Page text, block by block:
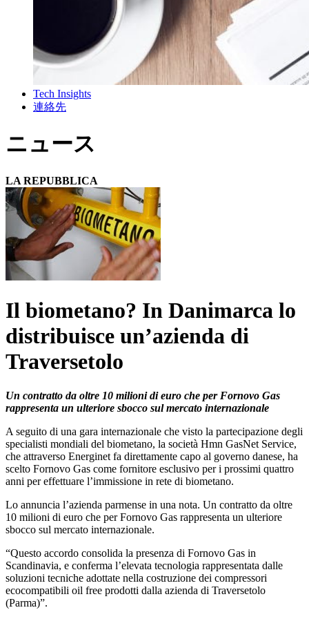
Tech Insights
連絡先
ニュース
LA REPUBBLICA
Il biometano? In Danimarca lo
distribuisce un’azienda di
Traversetolo
Un contratto da oltre 10 milioni di euro che per Fornovo Gas
rappresenta un ulteriore sbocco sul mercato internazionale
A seguito di una gara internazionale che visto la partecipazione degli
specialisti mondiali del biometano, la società Hmn GasNet Service,
che attraverso Energinet fa direttamente capo al governo danese, ha
scelto Fornovo Gas come fornitore esclusivo per i prossimi quattro
anni per effettuare l’immissione in rete di biometano.
Lo annuncia l’azienda parmense in una nota. Un contratto da oltre
10 milioni di euro che per Fornovo Gas rappresenta un ulteriore
sbocco sul mercato internazionale.
“Questo accordo consolida la presenza di Fornovo Gas in
Scandinavia, e conferma l’elevata tecnologia rappresentata dalle
soluzioni tecniche adottate nella costruzione dei compressori
ecocompatibili oil free prodotti dalla azienda di Traversetolo
(Parma)”.